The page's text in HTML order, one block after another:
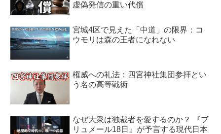
虚偽発信の重い代償
宮城4区で見えた「中道」の限界：コ
ウモリは森の王者になれない
権威への礼法：四宮神社集団参拝とい
う名の高等戦術
なぜ大衆は独裁者を愛するのか？ 『ブ
リュメール18日』が予言する現代日本